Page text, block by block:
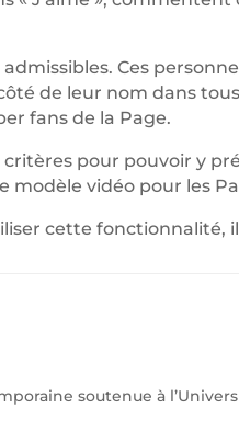
Ces
de leur nom dans
fans de la Page.
pour pouvoir y
modèle vidéo pour les
cette fonctionnalité,
soutenue à